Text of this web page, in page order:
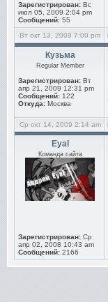
Зарегистрирован: Вс
июл 05, 2009 2:04 pm
Сообщений: 55
Вт окт 13, 2009 7:00 pm
Кузьма
Regular Member
Зарегистрирован: Вт
апр 21, 2009 12:31 pm
Сообщений: 122
Откуда: Москва
Ср окт 14, 2009 2:14 am
Eyal
Команда сайта
Зарегистрирован: Ср
апр 02, 2008 10:43 am
Сообщений: 2166